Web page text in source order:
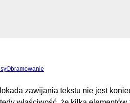
Obramowanie
zawijania tekstu nie jest